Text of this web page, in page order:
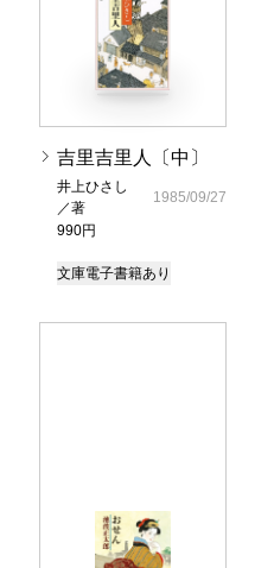
吉里吉里人〔中〕
井上ひさし
／著
990円
1985/09/27
文庫電子書籍あり